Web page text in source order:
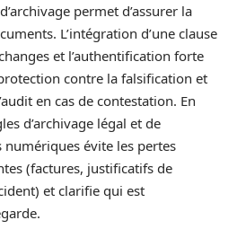
permet d’assurer la
L’intégration d’une clause
et l’authentification forte
contre la falsification et
en cas de contestation. En
d’archivage légal et de
évite les pertes
(factures, justificatifs de
et clarifie qui est